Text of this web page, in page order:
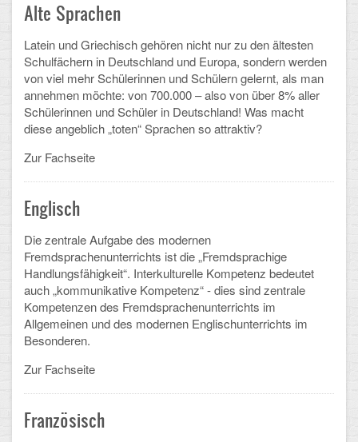
Kollegium
Schulleitung
Schülervertretung
Gesamtelternvertretung
Sekretariat
Berufsorientierung
Arbeitsgemeinschaften
Klima-Projekt
Elternchor
Förderverein
Ehemalige
Alte Sprachen
Latein und Griechisch gehören nicht nur zu den ältesten
Schulfächern in Deutschland und Europa, sondern werden
von viel mehr Schülerinnen und Schülern gelernt, als man
annehmen möchte: von 700.000 – also von über 8% aller
Schülerinnen und Schüler in Deutschland! Was macht
diese angeblich „toten“ Sprachen so attraktiv?
Zur Fachseite
Englisch
Die zentrale Aufgabe des modernen
Fremdsprachenunterrichts ist die „Fremdsprachige
Handlungsfähigkeit“. Interkulturelle Kompetenz bedeutet
auch „kommunikative Kompetenz“ - dies sind zentrale
Kompetenzen des Fremdsprachenunterrichts im
Allgemeinen und des modernen Englischunterrichts im
Besonderen.
Zur Fachseite
Französisch